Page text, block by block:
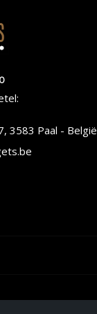
3583 Paal - België